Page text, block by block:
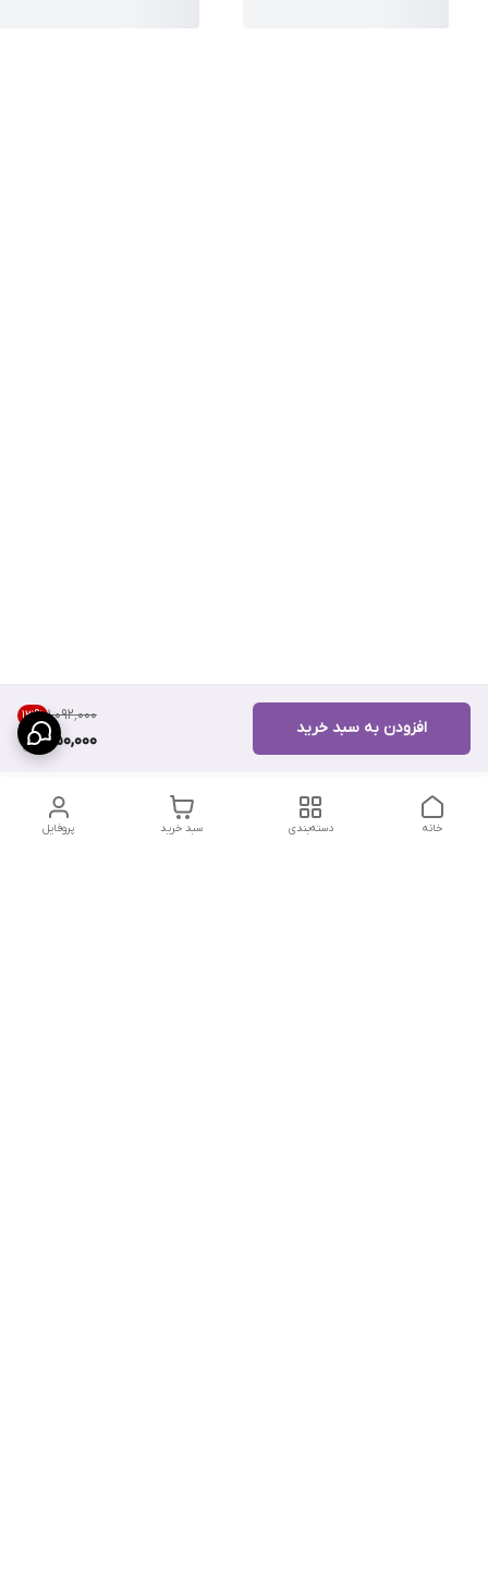
۱٬۰۹۲٬۰۰۰ 13%
950,000
افزودن به سبد خرید
پروفایل سبد خرید دسته‌بندی خانه